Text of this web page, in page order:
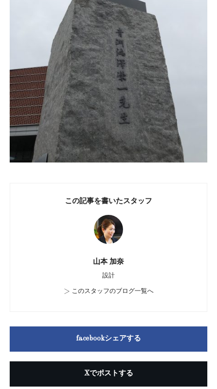
この記事を書いたスタッフ
山本 加奈
設計
> このスタッフのブログ一覧へ
facebookシェアする
Xでポストする